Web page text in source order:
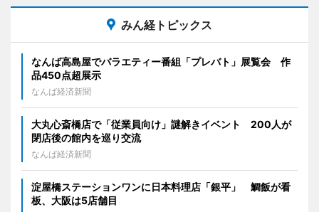
みん経トピックス
なんば高島屋でバラエティー番組「プレバト」展覧会 作
品450点超展示
なんば経済新聞
大丸心斎橋店で「従業員向け」謎解きイベント 200人が
閉店後の館内を巡り交流
なんば経済新聞
淀屋橋ステーションワンに日本料理店「銀平」 鯛飯が看
板、大阪は5店舗目